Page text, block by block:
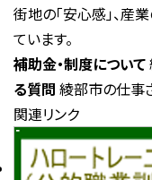
街地の「安心感」、産
ています。
補助金・制度について
る質問 綾部市の仕事
関連リンク